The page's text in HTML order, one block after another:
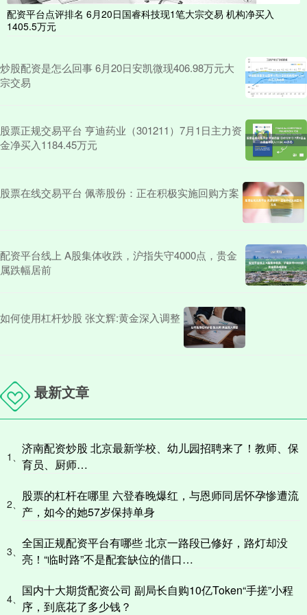
配资平台点评排名 6月20日国睿科技现1笔大宗交易 机构净买入
1405.5万元
炒股配资是怎么回事 6月20日安凯微现406.98万元大
宗交易
股票正规交易平台 亨迪药业（301211）7月1日主力资
金净买入1184.45万元
股票在线交易平台 佩蒂股份：正在积极实施回购方案
配资平台线上 A股集体收跌，沪指失守4000点，贵金
属跌幅居前
如何使用杠杆炒股 张文辉:黄金深入调整
最新文章
1、
济南配资炒股 北京最新学校、幼儿园招聘来了！教师、保
育员、厨师…
2、
股票的杠杆在哪里 六登春晚爆红，与恩师同居怀孕惨遭流
产，如今的她57岁保持单身
3、
全国正规配资平台有哪些 北京一路段已修好，路灯却没
亮！“临时路”不是配套缺位的借口…
4、
国内十大期货配资公司 副局长自购10亿Token“手搓”小程
序，到底花了多少钱？